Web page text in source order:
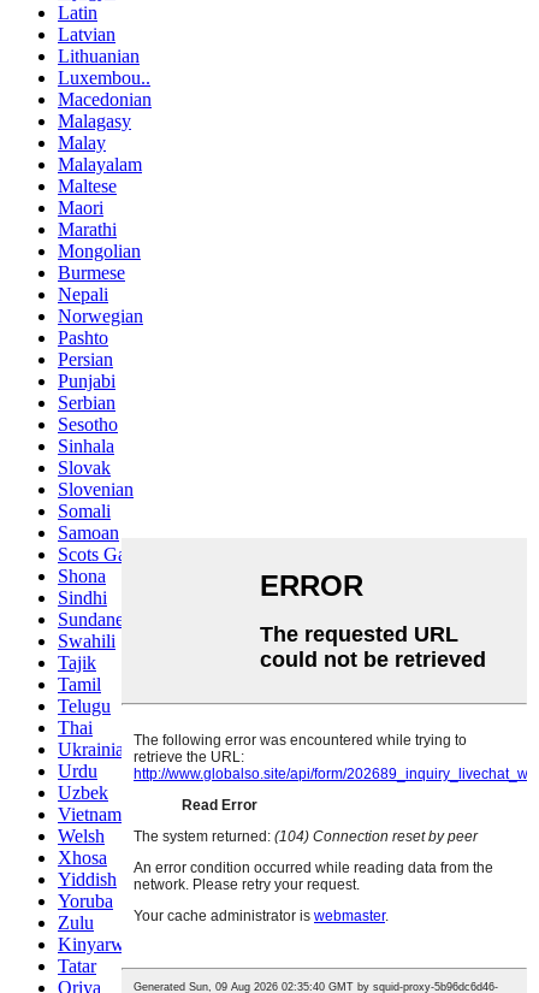
Latin
Latvian
Lithuanian
Luxembou..
Macedonian
Malagasy
Malay
Malayalam
Maltese
Maori
Marathi
Mongolian
Burmese
Nepali
Norwegian
Pashto
Persian
Punjabi
Serbian
Sesotho
Sinhala
Slovak
Slovenian
Somali
Samoan
Scots Gaelic
Shona
Sindhi
Sundanese
Swahili
Tajik
Tamil
Telugu
Thai
Ukrainian
Urdu
Uzbek
Vietnamese
Welsh
Xhosa
Yiddish
Yoruba
Zulu
Kinyarwanda
Tatar
Oriya